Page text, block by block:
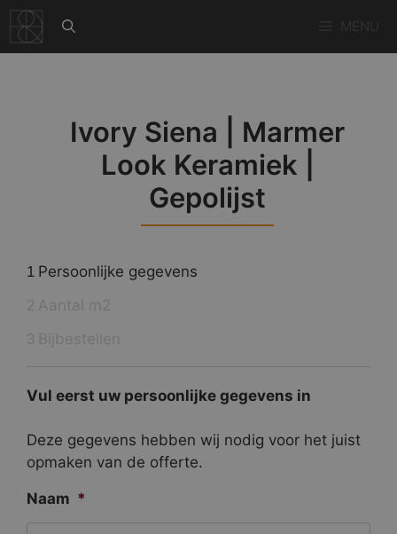
naar
de
Ivory Siena | Marmer
Look Keramiek |
Gepolijst
1 Persoonlijke gegevens
Vul eerst uw persoonlijke gegevens in
Deze gegevens hebben wij nodig voor het juist
opmaken van de offerte.
Naam *